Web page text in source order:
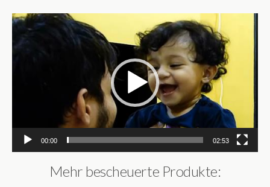
Video-
Player
00:00 02:53
Mehr bescheuerte Produkte: